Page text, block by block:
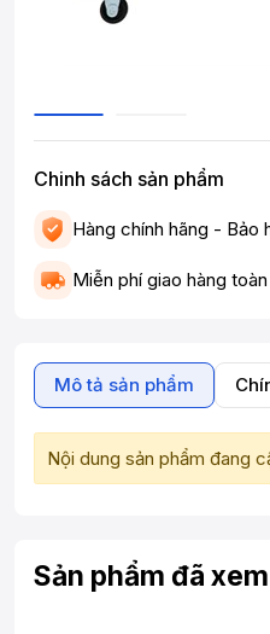
Chinh sách sản phẩm
Hàng chính hãng - Bảo
Miễn phí giao hàng
Mô tả sản phẩm
Nội dung sản phẩm đang
Sản phẩm đã xem